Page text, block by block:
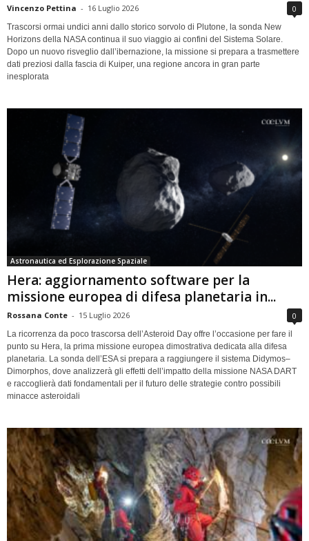
Vincenzo Pettina - 16 Luglio 2026 0
Trascorsi ormai undici anni dallo storico sorvolo di Plutone, la sonda New
Horizons della NASA continua il suo viaggio ai confini del Sistema Solare.
Dopo un nuovo risveglio dall’ibernazione, la missione si prepara a trasmettere
dati preziosi dalla fascia di Kuiper, una regione ancora in gran parte
inesplorata
Astronautica ed Esplorazione Spaziale
Hera: aggiornamento software per la
missione europea di difesa planetaria in...
Rossana Conte - 15 Luglio 2026 0
La ricorrenza da poco trascorsa dell’Asteroid Day offre l’occasione per fare il
punto su Hera, la prima missione europea dimostrativa dedicata alla difesa
planetaria. La sonda dell’ESA si prepara a raggiungere il sistema Didymos–
Dimorphos, dove analizzerà gli effetti dell’impatto della missione NASA DART
e raccoglierà dati fondamentali per il futuro delle strategie contro possibili
minacce asteroidali